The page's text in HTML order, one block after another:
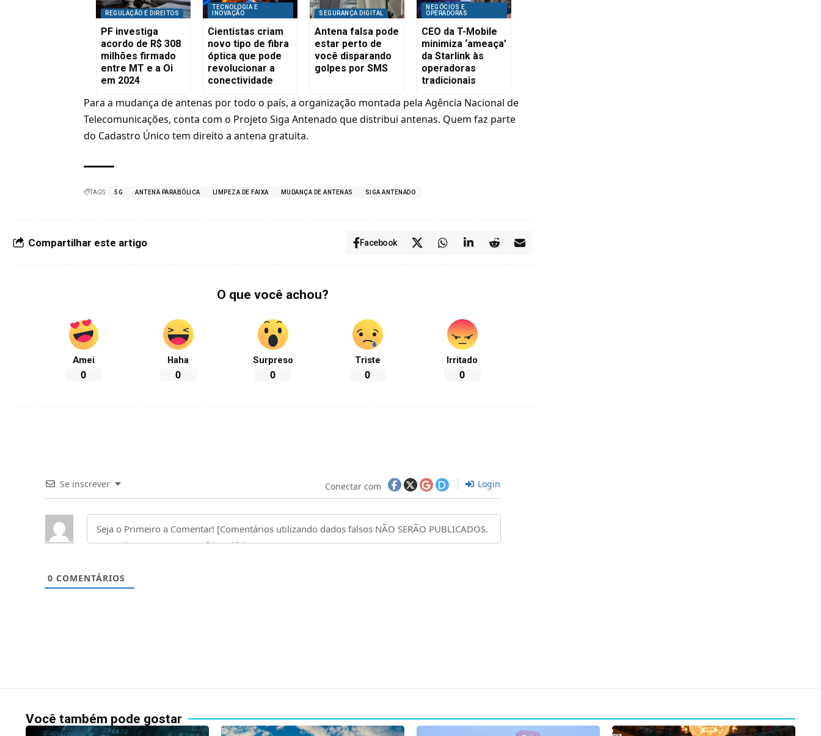
REGULAÇÃO E DIREITOS
PF investiga
acordo de R$ 308
milhões firmado
entre MT e a Oi
em 2024
TECNOLOGIA E
INOVAÇÃO
Cientistas criam
novo tipo de fibra
óptica que pode
revolucionar a
conectividade
SEGURANÇA DIGITAL
Antena falsa pode
estar perto de
você disparando
golpes por SMS
NEGÓCIOS E
OPERADORAS
CEO da T-Mobile
minimiza ‘ameaça’
da Starlink às
operadoras
tradicionais
Para a mudança de antenas por todo o país, a organização montada pela Agência Nacional de
Telecomunicações, conta com o Projeto Siga Antenado que distribui antenas. Quem faz parte
do Cadastro Único tem direito a antena gratuita.
TAGS: 5G ANTENA PARABÓLICA LIMPEZA DE FAIXA MUDANÇA DE ANTENAS SIGA ANTENADO
Compartilhar este artigo Facebook
O que você achou?
Amei
0
Haha
0
Surpreso
0
Triste
0
Irritado
0
Se inscrever Conectar com Login
0 COMENTÁRIOS
Você também pode gostar